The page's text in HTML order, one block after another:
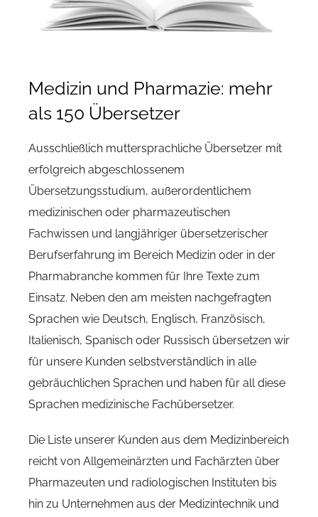
Medizin und Pharmazie: mehr
als 150 Übersetzer
Ausschließlich muttersprachliche Übersetzer mit
erfolgreich abgeschlossenem
Übersetzungsstudium, außerordentlichem
medizinischen oder pharmazeutischen
Fachwissen und langjähriger übersetzerischer
Berufserfahrung im Bereich Medizin oder in der
Pharmabranche kommen für Ihre Texte zum
Einsatz. Neben den am meisten nachgefragten
Sprachen wie Deutsch, Englisch, Französisch,
Italienisch, Spanisch oder Russisch übersetzen wir
für unsere Kunden selbstverständlich in alle
gebräuchlichen Sprachen und haben für all diese
Sprachen medizinische Fachübersetzer.
Die Liste unserer Kunden aus dem Medizinbereich
reicht von Allgemeinärzten und Fachärzten über
Pharmazeuten und radiologischen Instituten bis
hin zu Unternehmen aus der Medizintechnik und